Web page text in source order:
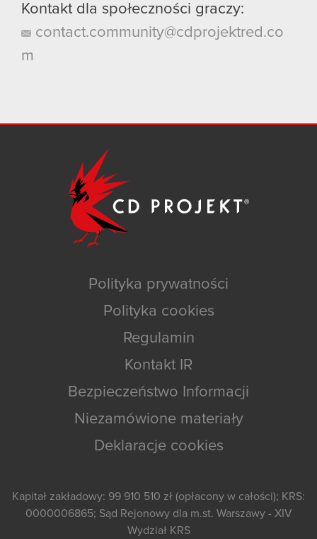
Kontakt dla społeczności graczy:
contact.community@cdprojektred.co
m
Polityka prywatności
Polityka cookies
Regulamin
Kontakt IR
Bezpieczeństwo Informacji
Niezamówione materiały
Deklaracje cookies
Kapitał zakładowy: 99 910 510 zł (opłacony w całości); KRS:
0000006865; Sąd Rejonowy dla m.st. Warszawy - XIV
Wydział KRS